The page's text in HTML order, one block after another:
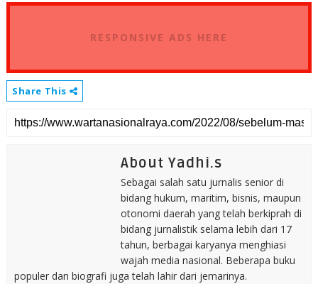
RESPONSIVE ADS HERE
Share This
About Yadhi.s
Sebagai salah satu jurnalis senior di
bidang hukum, maritim, bisnis, maupun
otonomi daerah yang telah berkiprah di
bidang jurnalistik selama lebih dari 17
tahun, berbagai karyanya menghiasi
wajah media nasional. Beberapa buku
populer dan biografi juga telah lahir dari jemarinya.